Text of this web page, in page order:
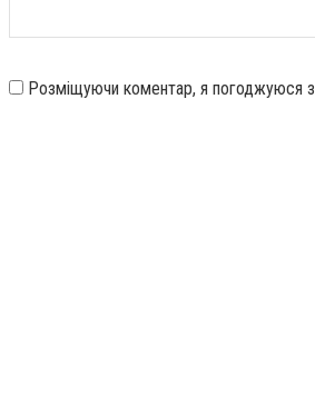
Розміщуючи коментар, я погоджуюся з